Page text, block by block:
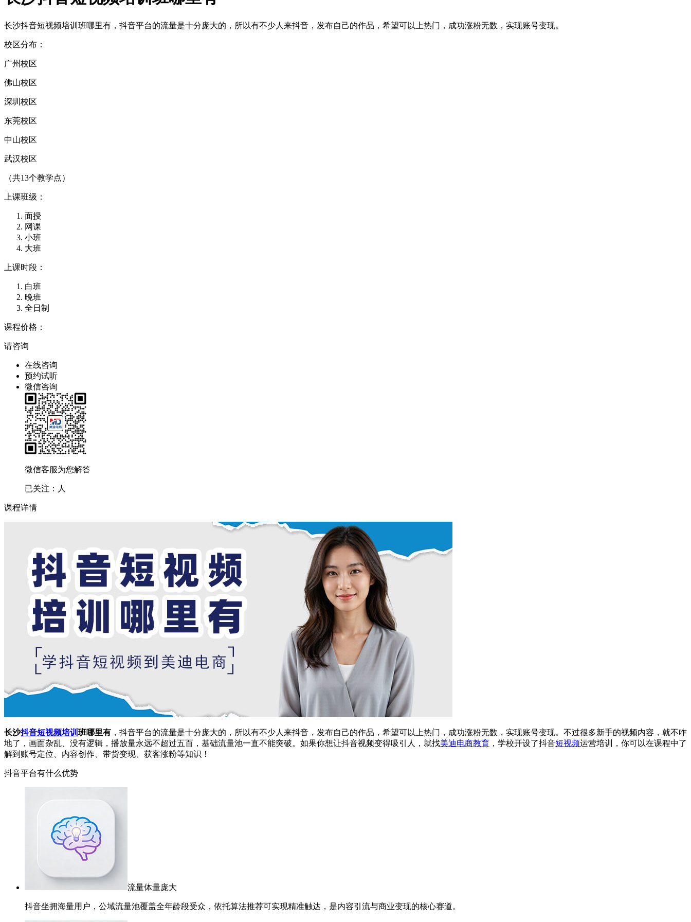
长沙抖音短视频培训班哪里有，抖音平台的流量是十分庞大的，所以有不少人来抖音，发布自己的作品，希望可以上热门，成功涨粉无数，实现账号变现。
校区分布：
广州校区
佛山校区
深圳校区
东莞校区
中山校区
武汉校区
（共13个教学点）
上课班级：
面授
网课
小班
大班
上课时段：
白班
晚班
全日制
课程价格：
请咨询
在线咨询
预约试听
微信咨询
微信客服为您解答
已关注： 人
课程详情
长沙抖音短视频培训 班哪里有 ，抖音平台的流量是十分庞大的，所以有不少人来抖音，发布自己的作品，希望可以上热门，成功涨粉无数，实现账号变现。不过很多新手的视频内容，就不咋
地了，画面杂乱、没有逻辑，播放量永远不超过五百，基础流量池一直不能突破。如果你想让抖音视频变得吸引人，就找美迪电商教育 ，学校开设了抖音短视频运营培训，你可以在课程中了
解到账号定位、内容创作、带货变现、获客涨粉等知识！
抖音平台有什么优势
流量体量庞大
抖音坐拥海量用户，公域流量池覆盖全年龄段受众，依托算法推荐可实现精准触达，是内容引流与商业变现的核心赛道。